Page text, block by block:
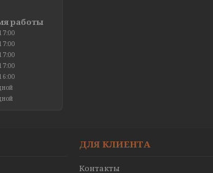
работы
ДЛЯ КЛИЕНТА
Контакты